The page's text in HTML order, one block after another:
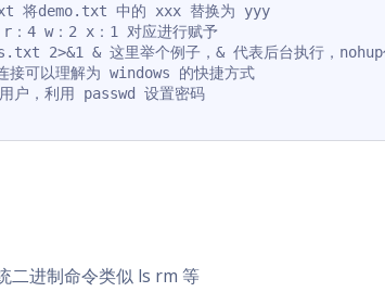
demo.txt 中的 xxx 替换为 yyy
：4 w：2 x：1 对应进行赋予
2>&1 & 这里举个例子，& 代表后台执行，nohup
以理解为 windows 的快捷方式
户，利用 passwd 设置密码
二进制命令类似 ls rm 等